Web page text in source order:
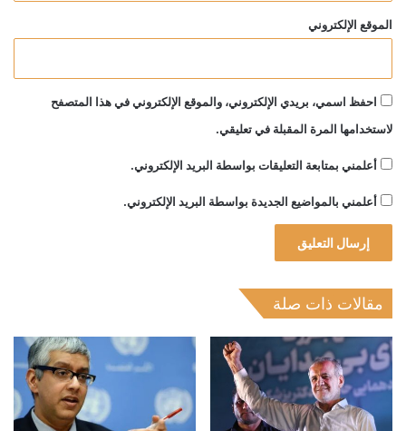
الموقع الإلكتروني
احفظ اسمي، بريدي الإلكتروني، والموقع الإلكتروني في هذا المتصفح
لاستخدامها المرة المقبلة في تعليقي.
أعلمني بمتابعة التعليقات بواسطة البريد الإلكتروني.
أعلمني بالمواضيع الجديدة بواسطة البريد الإلكتروني.
مقالات ذات صلة